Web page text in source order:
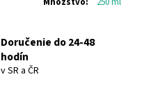
Doručenie do 24-48
hodín
v SR a ČR